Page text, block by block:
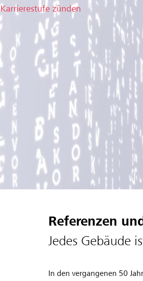
Karrierestufe zünden
Referenzen
Jedes Gebäude
In den vergangenen 50